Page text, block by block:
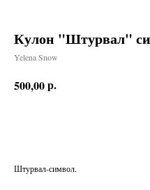
Кулон "Штурвал"
Yelena Snow
500,00р.
Штурвал-символ.